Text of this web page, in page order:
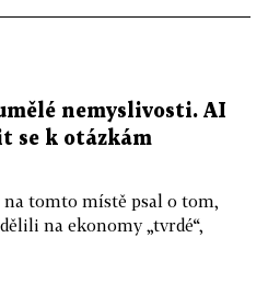
nemyslivosti. AI
se k otázkám
na tomto místě psal o tom,
na ekonomy „tvrdé“,